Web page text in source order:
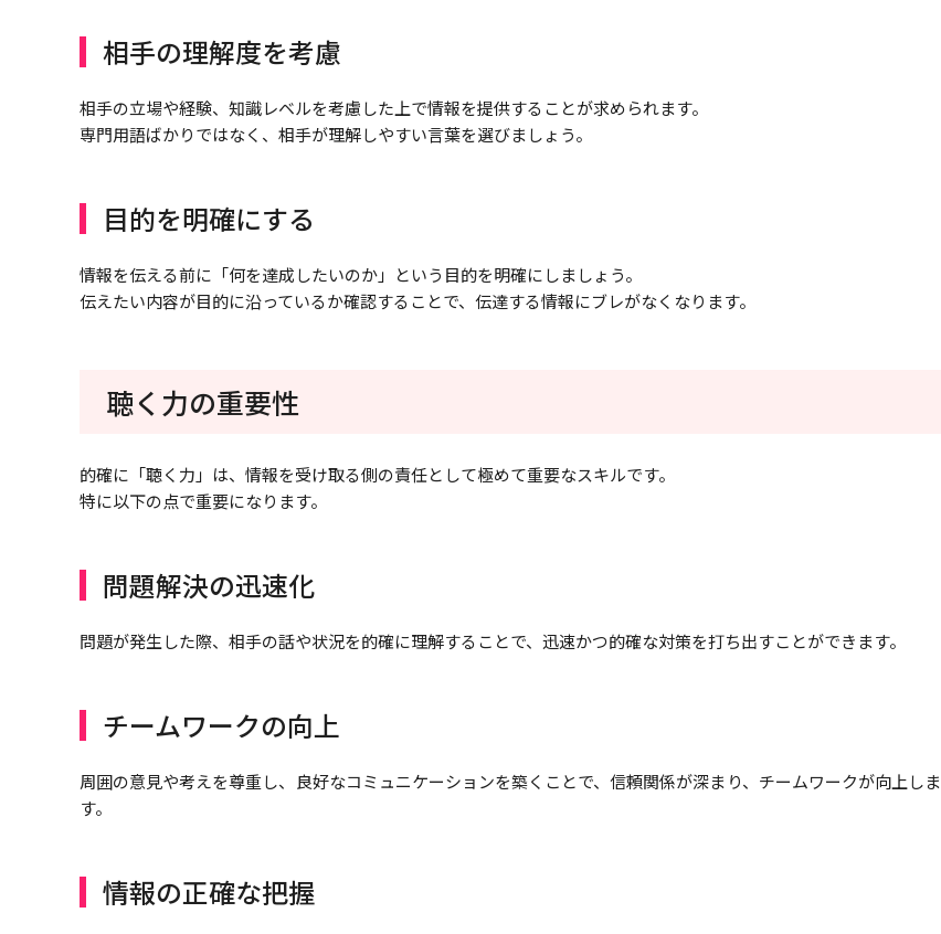
相手の理解度を考慮
相手の立場や経験、知識レベルを考慮した上で情報を提供することが求められます。
専門用語ばかりではなく、相手が理解しやすい言葉を選びましょう。
目的を明確にする
情報を伝える前に「何を達成したいのか」という目的を明確にしましょう。
伝えたい内容が目的に沿っているか確認することで、伝達する情報にブレがなくなります。
聴く力の重要性
的確に「聴く力」は、情報を受け取る側の責任として極めて重要なスキルです。
特に以下の点で重要になります。
問題解決の迅速化
問題が発生した際、相手の話や状況を的確に理解することで、迅速かつ的確な対策を打ち出すことができます。
チームワークの向上
周囲の意見や考えを尊重し、良好なコミュニケーションを築くことで、信頼関係が深まり、チームワークが向上しま
す。
情報の正確な把握